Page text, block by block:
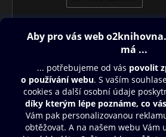
Obsah ke stažení
Moje O2 Knihovna
Další zábava